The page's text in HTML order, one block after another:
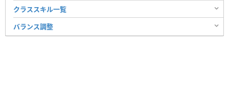
クラススキル一覧
バランス調整